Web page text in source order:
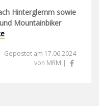
Hinterglemm sowie
Mountainbiker
Gepostet am 17.06.2024
von MRM |